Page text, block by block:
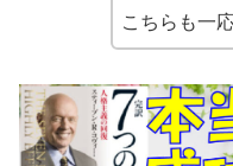
こちらも一